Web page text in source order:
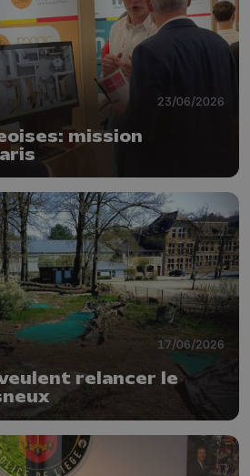
23/06/2026
mission
17/06/2026
relancer le